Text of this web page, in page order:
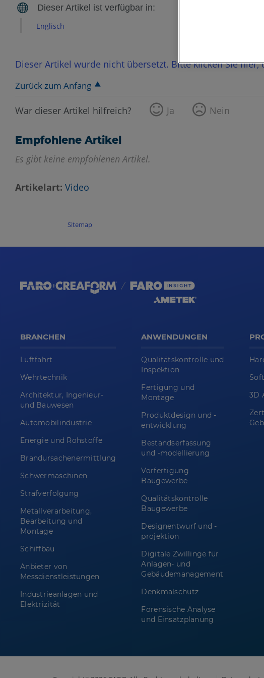
Englisch
Dieser Artikel wurde nicht übersetzt. Bitte klicken Sie
Zurück zum Anfang
War dieser Artikel hilfreich? Ja Nein
Empfohlene Artikel
Es gibt keine empfohlenen Artikel.
Artikelart Video
Sitemap
BRANCHEN
Luftfahrt
Wehrtechnik
Architektur, Ingenieur-
und Bauwesen
Automobilindustrie
Energie und Rohstoffe
Brandursachenermittlung
Schwermaschinen
Strafverfolgung
Metallverarbeitung,
Bearbeitung und
Montage
Schiffbau
Anbieter von
Messdienstleistungen
Industrieanlagen und
Elektrizität
ANWENDUNGEN
Qualitätskontrolle und
Inspektion
Fertigung und
Montage
Produktdesign und -
entwicklung
Bestandserfassung
und -modellierung
Vorfertigung
Baugewerbe
Qualitätskontrolle
Baugewerbe
Designentwurf und -
projektion
Digitale Zwillinge für
Anlagen- und
Gebäudemanagement
Denkmalschutz
Forensische Analyse
und Einsatzplanung
3D